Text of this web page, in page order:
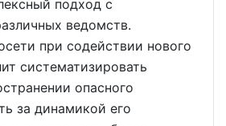
подход с
ведомств.
при содействии нового
систематизировать
опасного
за динамикой его